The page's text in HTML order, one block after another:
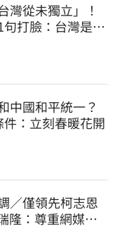
灣從未獨立」！
打臉：台灣是我
中國和平統一？
：立刻春暖花開
／僅領先柯志恩
：尊重網媒特